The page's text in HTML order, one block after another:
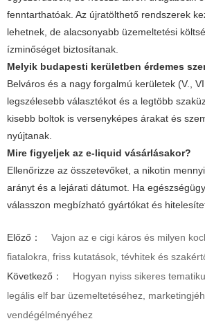
fenntarthatóak. Az újratölthető rendszerek
lehetnek, de alacsonyabb üzemeltetési
ízminőséget biztosítanak.
Melyik budapesti kerületben érdemes
Belváros és a nagy forgalmú kerületek (V.,
legszélesebb választékot és a legtöbb
kisebb boltok is versenyképes árakat és
nyújtanak.
Mire figyeljek az e-liquid vásárlásakor?
Ellenőrizze az összetevőket, a nikotin
arányt és a lejárati dátumot. Ha
válasszon megbízható gyártókat és
Előző：
Vajon az e cigi káros és milyen
fiatalokra, friss kutatások, tévhitek és
Következő：
Hogyan nyiss sikeres
legális elf bar üzemeltetéséhez,
vendégélményéhez